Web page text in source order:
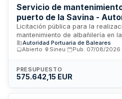
Servicio de
puerto de la Savina -
Baleares
Licitación pública para la
mantenimiento de albañilería en
de la Savina. La Presidencia de
Baleares convoca este contrato
reparación y mantenimiento de
revestimientos y elementos
estado de publicación, siendo
Autoridad Portuaria de Baleares
Abierto
Sineu Pub. 07/08/2026
PRESUPUESTO
575.642,15 EUR